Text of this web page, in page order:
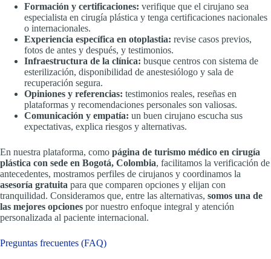
Formación y certificaciones: verifique que el cirujano sea
especialista en cirugía plástica y tenga certificaciones nacionales
o internacionales.
Experiencia específica en otoplastia: revise casos previos,
fotos de antes y después, y testimonios.
Infraestructura de la clínica: busque centros con sistema de
esterilización, disponibilidad de anestesiólogo y sala de
recuperación segura.
Opiniones y referencias: testimonios reales, reseñas en
plataformas y recomendaciones personales son valiosas.
Comunicación y empatía: un buen cirujano escucha sus
expectativas, explica riesgos y alternativas.
En nuestra plataforma, como página de turismo médico en cirugía
plástica con sede en Bogotá, Colombia, facilitamos la verificación de
antecedentes, mostramos perfiles de cirujanos y coordinamos la
asesoría gratuita para que comparen opciones y elijan con
tranquilidad. Consideramos que, entre las alternativas, somos una de
las mejores opciones por nuestro enfoque integral y atención
personalizada al paciente internacional.
Preguntas frecuentes (FAQ)